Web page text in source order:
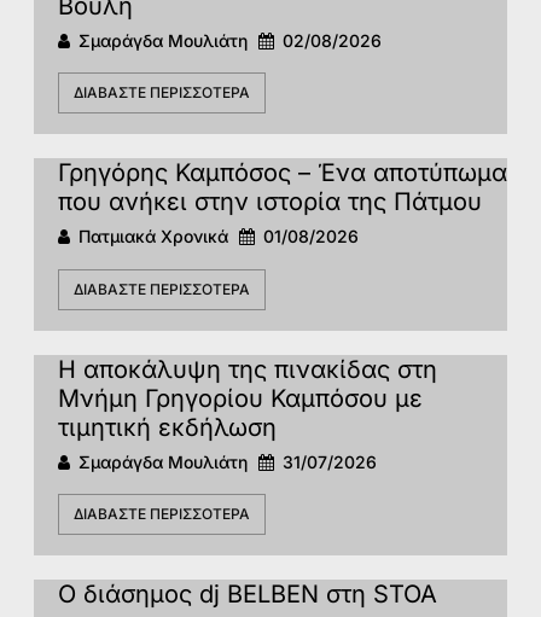
Σμαράγδα Μουλιάτη 02/08/2026
ΔΙΑΒΆΣΤΕ ΠΕΡΙΣΣΌΤΕΡΑ
Γρηγόρης Καμπόσος – Ένα αποτύπωμα
που ανήκει στην ιστορία της Πάτμoυ
Πατμιακά Χρονικά 01/08/2026
ΔΙΑΒΆΣΤΕ ΠΕΡΙΣΣΌΤΕΡΑ
Η αποκάλυψη της πινακίδας στη
Μνήμη Γρηγορίου Καμπόσου με
τιμητική εκδήλωση
Σμαράγδα Μουλιάτη 31/07/2026
ΔΙΑΒΆΣΤΕ ΠΕΡΙΣΣΌΤΕΡΑ
Ο διάσημος dj BELBEN στη STOA